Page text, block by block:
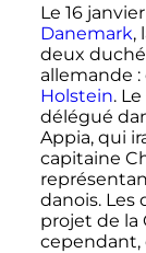
Le 16
Danemark,
deux
allemande
Holstein.
délégué
Appia, qui
capitaine
danois. Les
projet de la
cependant,